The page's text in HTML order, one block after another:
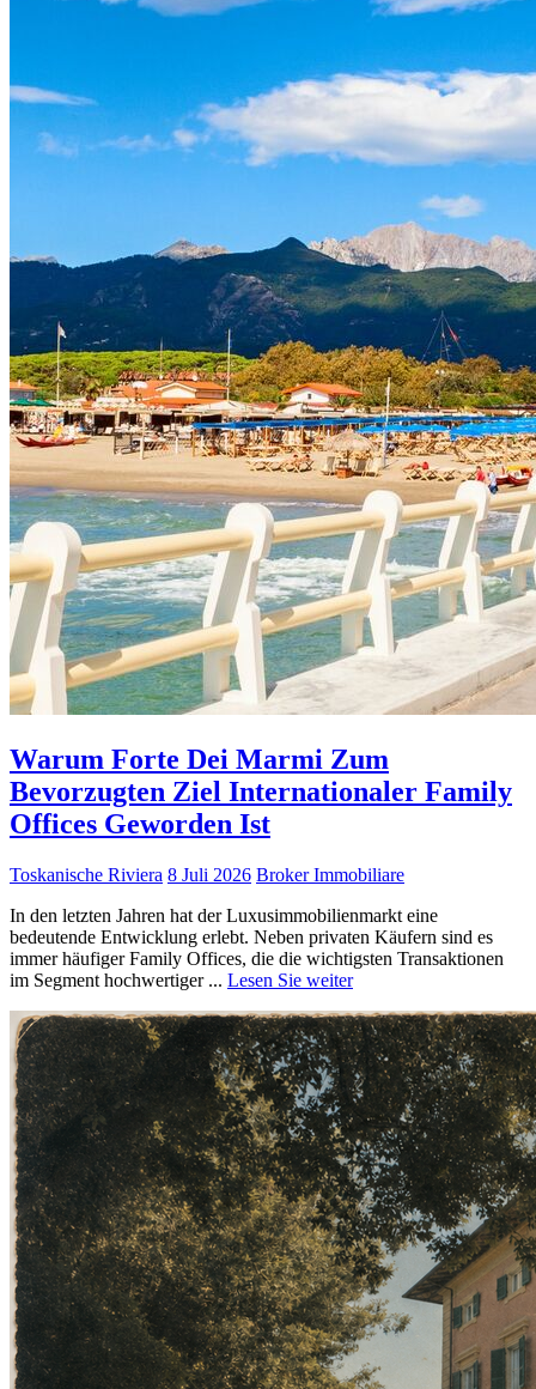
Warum Forte Dei Marmi Zum
Bevorzugten Ziel Internationaler Family
Offices Geworden Ist
Toskanische Riviera 8 Juli 2026 Broker Immobiliare
In den letzten Jahren hat der Luxusimmobilienmarkt eine
bedeutende Entwicklung erlebt. Neben privaten Käufern sind es
immer häufiger Family Offices, die die wichtigsten Transaktionen
im Segment hochwertiger ... Lesen Sie weiter